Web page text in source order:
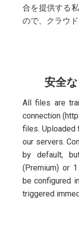
合を提供する
ので、クラウ
安全
All files are
connection
files. Uploaded
our servers.
by default,
(Premium) or
be configured
triggered